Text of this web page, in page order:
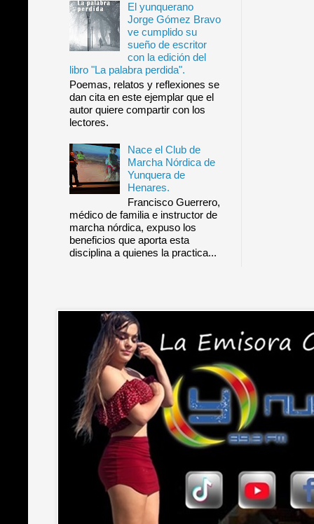
El yunquerano
Jorge Gómez Bravo
ve cumplido su
sueño de escritor
con la edición del
libro "La palabra perdida".
Poemas, relatos y reflexiones se
dan cita en este ejemplar que el
autor quiere compartir con los
lectores.
Nace el Club de
Marcha Nórdica de
Yunquera de
Henares.
Francisco Guerrero,
médico de familia e instructor de
marcha nórdica, expuso los
beneficios que aporta esta
disciplina a quienes la practica...